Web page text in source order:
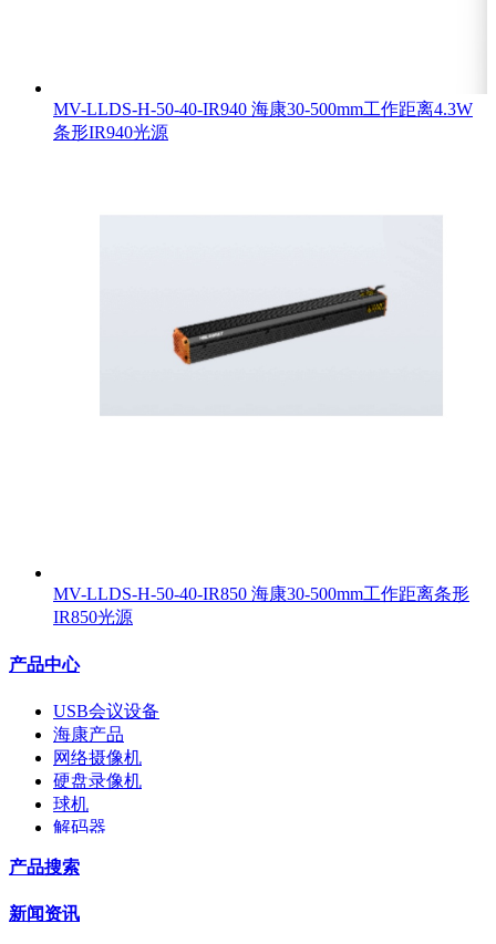
MV-LLDS-H-50-40-IR940 海康30-500mm工作距离4.3W
条形IR940光源
MV-LLDS-H-50-40-IR850 海康30-500mm工作距离条形
IR850光源
产品中心
USB会议设备
海康产品
网络摄像机
硬盘录像机
球机
解码器
配件
拼接屏
产品搜索
新闻资讯